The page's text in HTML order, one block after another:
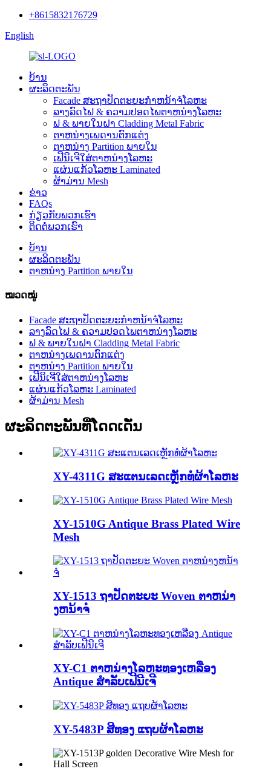
+8615832176729
English
ບ້ານ
ຜະລິດຕະພັນ
Facade ສະຖາປັດຕະຍະກໍາຫນ້າຈໍໂລຫະ
ລາງລົດໄຟ & ຄວາມປອດໄພຕາຫນ່າງໂລຫະ
ຟ & ພາຍໃນຝາ Cladding Metal Fabric
ຕາຫນ່າງເພດານຕົກແຕ່ງ
ຕາຫນ່າງ Partition ພາຍໃນ
ເຟີນິເຈີໃສ່ຕາຫນ່າງໂລຫະ
ແຜ່ນແກ້ວໂລຫະ Laminated
ຜ້າມ່ານ Mesh
ຂ່າວ
FAQs
ກ່ຽວ​ກັບ​ພວກ​ເຮົາ
ຕິດ​ຕໍ່​ພວກ​ເຮົາ
ບ້ານ
ຜະລິດຕະພັນ
ຕາຫນ່າງ Partition ພາຍໃນ
ໝວດໝູ່
Facade ສະຖາປັດຕະຍະກໍາຫນ້າຈໍໂລຫະ
ລາງລົດໄຟ & ຄວາມປອດໄພຕາຫນ່າງໂລຫະ
ຟ & ພາຍໃນຝາ Cladding Metal Fabric
ຕາຫນ່າງເພດານຕົກແຕ່ງ
ຕາຫນ່າງ Partition ພາຍໃນ
ເຟີນິເຈີໃສ່ຕາຫນ່າງໂລຫະ
ແຜ່ນແກ້ວໂລຫະ Laminated
ຜ້າມ່ານ Mesh
ຜະລິດຕະພັນທີ່ໂດດເດັ່ນ
XY-4311G ສະແຕນເລດເຫຼັກທໍຜ້າໂລຫະ
XY-1510G Antique Brass Plated Wire
Mesh
XY-1513 ຖາປັດຕະຍະ Woven ຕາຫນ່າ
ງຫນ້າຈໍ
XY-C1 ຕາຫນ່າງໂລຫະທອງເຫລືອງ
Antique ສໍາລັບເຟີນີເຈີ
XY-5483P ສີທອງ ແຖບຜ້າໂລຫະ